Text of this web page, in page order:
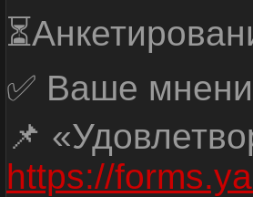
✅ Ваше
📌
https://